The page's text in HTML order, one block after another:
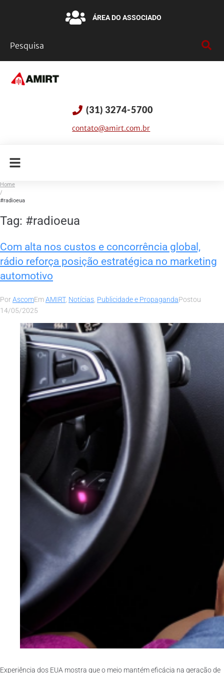
ÁREA DO ASSOCIADO
(31) 3274-5700
contato@amirt.com.br
Home
/
#radioeua
Tag: #radioeua
Com alta nos custos e concorrência global,
rádio reforça posição estratégica no marketing
automotivo
PorAscomEmAMIRT, Notícias, Publicidade e PropagandaPostou
14/05/2025
Experiência dos EUA mostra que o meio mantém eficácia na geração de